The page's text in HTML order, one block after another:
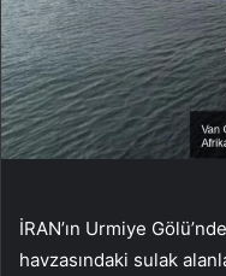
İRAN’ın Urmiye
havzasındaki sulak